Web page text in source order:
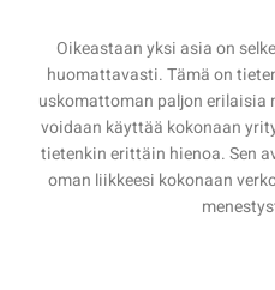
Oikeastaan yksi asia on
huomattavasti. Tämä on
uskomattoman paljon erilaisia
voidaan käyttää kokonaan
tietenkin erittäin hienoa. Sen
oman liikkeesi kokonaan